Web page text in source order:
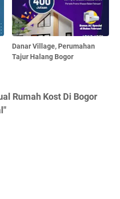
Danar Village, Perumahan
Tajur Halang Bogor
Rumah Kost Di Bogor